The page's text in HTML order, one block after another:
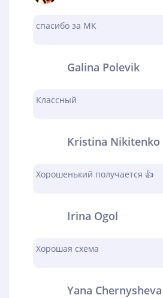
спасибо за МК
Galina Polevik
Классный
Kristina Nikitenko
Хорошенький получается 👍
Irina Ogol
Хорошая схема
Yana Chernysheva